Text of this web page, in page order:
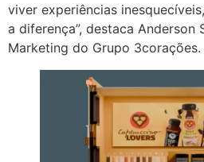
viver experiências
a diferença”, destaca Anderson
Marketing do Grupo 3corações.